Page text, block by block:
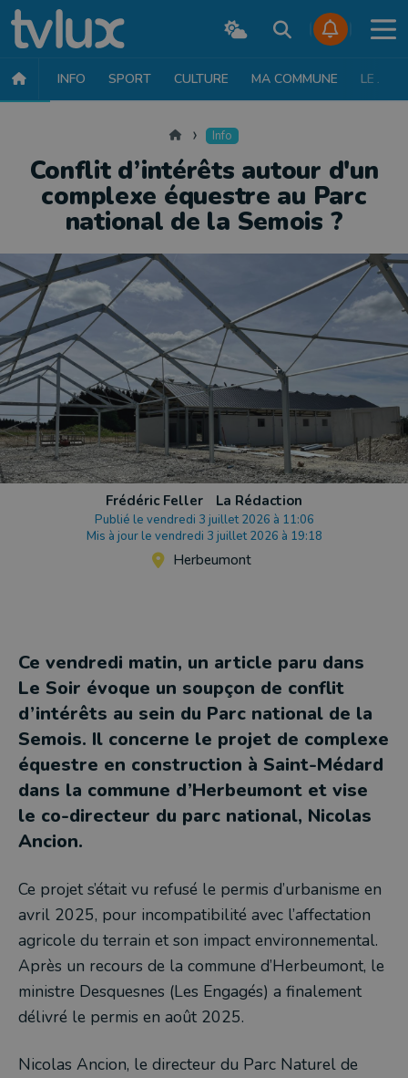
INFO SPORT CULTURE MA COMMUNE LE JT
Accueil Info
Conflit d’intérêts autour d'un
complexe équestre au Parc
national de la Semois ?
Frédéric Feller La Rédaction
Publié le vendredi 3 juillet 2026 à 11:06
Mis à jour le vendredi 3 juillet 2026 à 19:18
Herbeumont
Ce vendredi matin, un article paru dans
Le Soir évoque un soupçon de conflit
d’intérêts au sein du Parc national de la
Semois. Il concerne le projet de complexe
équestre en construction à Saint-Médard
dans la commune d’Herbeumont et vise
le co-directeur du parc national, Nicolas
Ancion.
Ce projet s’était vu refusé le permis d’urbanisme en
avril 2025, pour incompatibilité avec l’affectation
agricole du terrain et son impact environnemental.
Après un recours de la commune d’Herbeumont, le
ministre Desquesnes (Les Engagés) a finalement
délivré le permis en août 2025.
Nicolas Ancion, le directeur du Parc Naturel de